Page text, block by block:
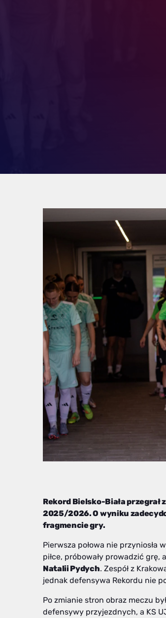
Rekord Bielsko-Biała przegrał
2025/2026. O wyniku
fragmencie gry.
Pierwsza połowa nie
piłce, próbowały prowadzić grę,
Natalii Pydych. Zespół z
jednak defensywa Rekordu nie
Po zmianie stron obraz meczu
defensywy przyjezdnych, a KS